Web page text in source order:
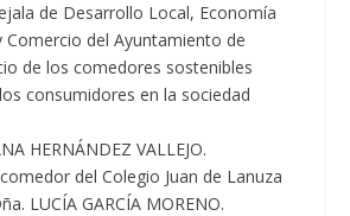
de Desarrollo Local, Economía
Comercio del Ayuntamiento de
de los comedores sostenibles
consumidores en la sociedad
HERNÁNDEZ VALLEJO.
del Colegio Juan de Lanuza
LUCÍA GARCÍA MORENO.